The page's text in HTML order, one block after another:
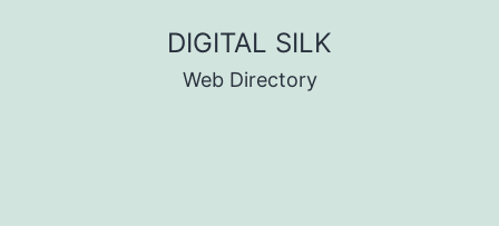
DIGITAL SILK
Web Directory